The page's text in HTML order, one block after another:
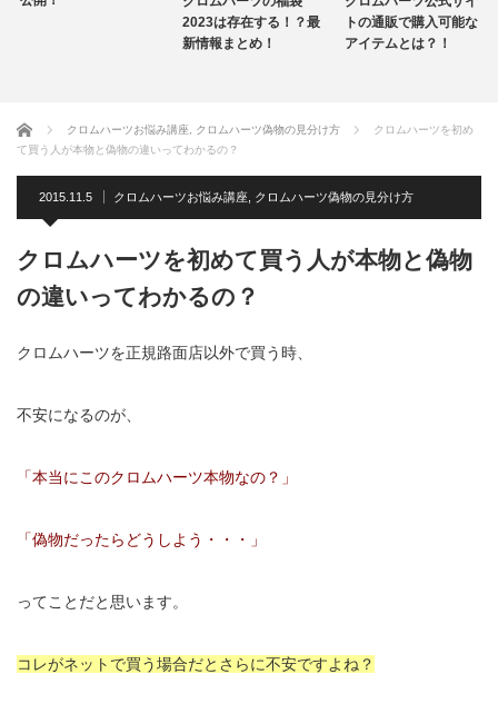
2023は存在する！？最
新情報まとめ！
トの通販で購入可能な
アイテムとは？！
ホーム クロムハーツお悩み講座 クロムハーツ偽物の見分け方
クロムハーツを初め
て買う人が本物と偽物の違いってわかるの？
2015.11.5 クロムハーツお悩み講座 クロムハーツ偽物の見分け方
クロムハーツを初めて買う人が本物と偽物
の違いってわかるの？
クロムハーツを正規路面店以外で買う時、
不安になるのが、
「本当にこのクロムハーツ本物なの？」
「偽物だったらどうしよう・・・」
ってことだと思います。
コレがネットで買う場合だとさらに不安ですよね？